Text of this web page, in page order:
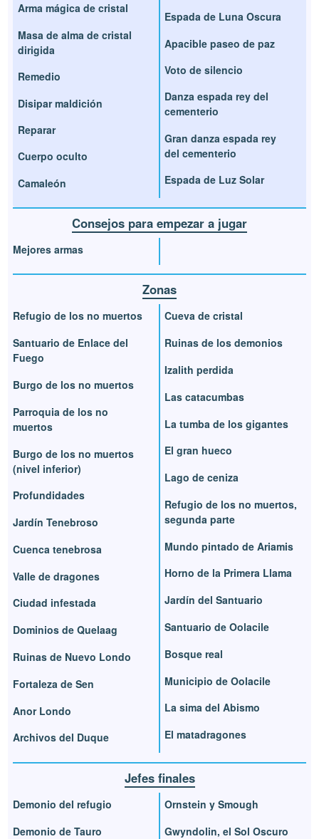
Arma mágica de cristal
Masa de alma de cristal
dirigida
Remedio
Disipar maldición
Reparar
Cuerpo oculto
Camaleón
Espada de Luna Oscura
Apacible paseo de paz
Voto de silencio
Danza espada rey del
cementerio
Gran danza espada rey
del cementerio
Espada de Luz Solar
Consejos para empezar a jugar
Mejores armas
Zonas
Refugio de los no muertos
Santuario de Enlace del
Fuego
Burgo de los no muertos
Parroquia de los no
muertos
Burgo de los no muertos
(nivel inferior)
Profundidades
Jardín Tenebroso
Cuenca tenebrosa
Valle de dragones
Ciudad infestada
Dominios de Quelaag
Ruinas de Nuevo Londo
Fortaleza de Sen
Anor Londo
Archivos del Duque
Cueva de cristal
Ruinas de los demonios
Izalith perdida
Las catacumbas
La tumba de los gigantes
El gran hueco
Lago de ceniza
Refugio de los no muertos,
segunda parte
Mundo pintado de Ariamis
Horno de la Primera Llama
Jardín del Santuario
Santuario de Oolacile
Bosque real
Municipio de Oolacile
La sima del Abismo
El matadragones
Jefes finales
Demonio del refugio
Demonio de Tauro
Ornstein y Smough
Gwyndolin, el Sol Oscuro